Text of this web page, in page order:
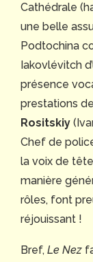
Cathédrale
une belle
Podtochina
Iakovlévitch
présence
prestations de
Rositskiy
Chef de
la voix de
manière
rôles, font
réjouissant !
Bref, Le Nez